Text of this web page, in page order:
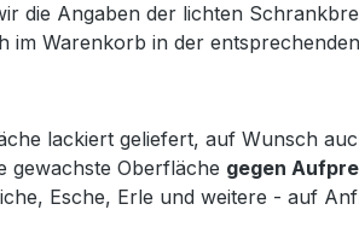
die Angaben der lichten
im Warenkorb in der
lackiert geliefert, auf Wunsch
gewachste Oberfläche gegen
Esche, Erle und weitere - auf